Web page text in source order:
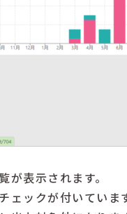
が表示されます。
ェックが付いていま